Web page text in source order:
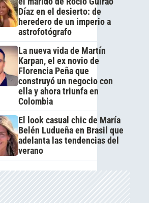
Díaz en el desierto: de
heredero de un imperio a
astrofotógrafo
La nueva vida de Martín
Karpan, el ex novio de
Florencia Peña que
construyó un negocio con
ella y ahora triunfa en
Colombia
El look casual chic de María
Belén Ludueña en Brasil que
adelanta las tendencias del
verano